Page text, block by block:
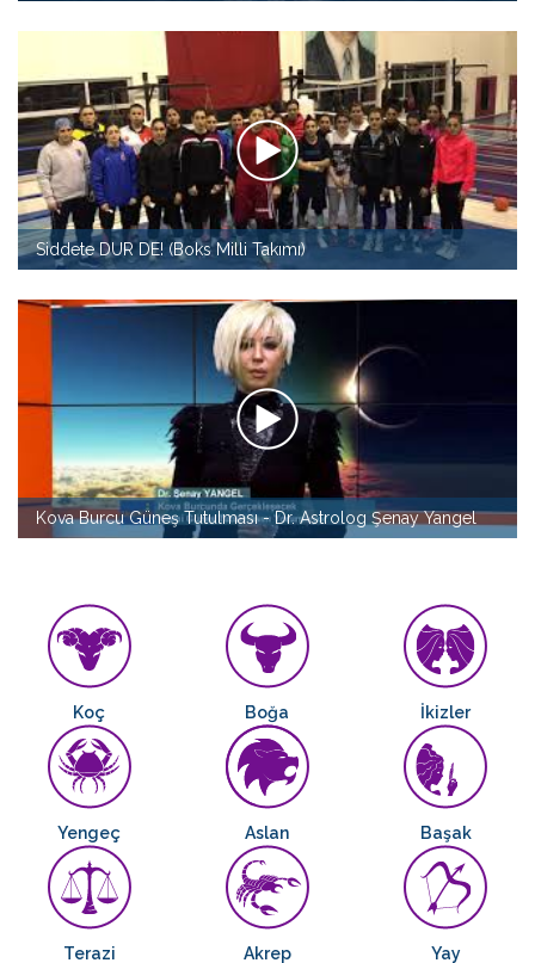
Siddete DUR DE! (Boks Milli Takımı)
Kova Burcu Güneş Tutulması - Dr. Astrolog Şenay Yangel
Koç Boğa İkizler
Yengeç Aslan Başak
Terazi Akrep Yay